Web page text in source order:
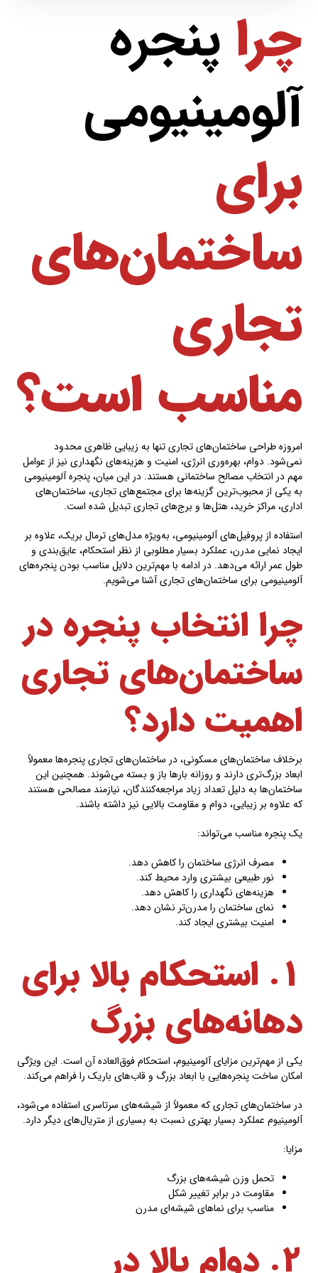
چرا پنجره
آلومینیومی
برای
ساختمان‌های
تجاری
مناسب است؟
امروزه طراحی ساختمان‌های تجاری تنها به زیبایی ظاهری محدود
نمی‌شود. دوام، بهره‌وری انرژی، امنیت و هزینه‌های نگهداری نیز از عوامل
مهم در انتخاب مصالح ساختمانی هستند. در این میان، پنجره آلومینیومی
به یکی از محبوب‌ترین گزینه‌ها برای مجتمع‌های تجاری، ساختمان‌های
اداری، مراکز خرید، هتل‌ها و برج‌های تجاری تبدیل شده است.
استفاده از پروفیل‌های آلومینیومی، به‌ویژه مدل‌های ترمال بریک، علاوه بر
ایجاد نمایی مدرن، عملکرد بسیار مطلوبی از نظر استحکام، عایق‌بندی و
طول عمر ارائه می‌دهد. در ادامه با مهم‌ترین دلایل مناسب بودن پنجره‌های
آلومینیومی برای ساختمان‌های تجاری آشنا می‌شویم.
چرا انتخاب پنجره در
ساختمان‌های تجاری
اهمیت دارد؟
برخلاف ساختمان‌های مسکونی، در ساختمان‌های تجاری پنجره‌ها معمولاً
ابعاد بزرگ‌تری دارند و روزانه بارها باز و بسته می‌شوند. همچنین این
ساختمان‌ها به دلیل تعداد زیاد مراجعه‌کنندگان، نیازمند مصالحی هستند
که علاوه بر زیبایی، دوام و مقاومت بالایی نیز داشته باشند.
یک پنجره مناسب می‌تواند:
مصرف انرژی ساختمان را کاهش دهد.
نور طبیعی بیشتری وارد محیط کند.
هزینه‌های نگهداری را کاهش دهد.
نمای ساختمان را مدرن‌تر نشان دهد.
امنیت بیشتری ایجاد کند.
۱. استحکام بالا برای
دهانه‌های بزرگ
یکی از مهم‌ترین مزایای آلومینیوم، استحکام فوق‌العاده آن است. این ویژگی
امکان ساخت پنجره‌هایی با ابعاد بزرگ و قاب‌های باریک را فراهم می‌کند.
در ساختمان‌های تجاری که معمولاً از شیشه‌های سرتاسری استفاده می‌شود،
آلومینیوم عملکرد بسیار بهتری نسبت به بسیاری از متریال‌های دیگر دارد.
مزایا:
تحمل وزن شیشه‌های بزرگ
مقاومت در برابر تغییر شکل
مناسب برای نماهای شیشه‌ای مدرن
۲. دوام بالا در